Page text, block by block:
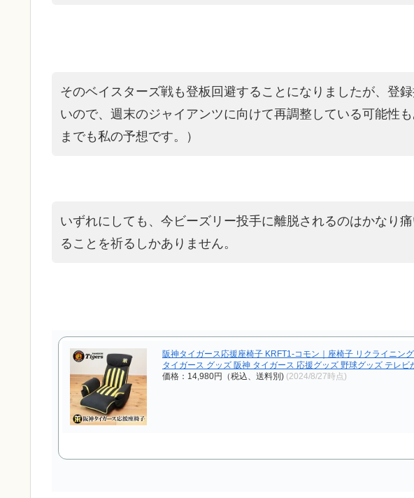
そのベイスターズ戦も登板回避することになりましたが、登
いので、週末のジャイアンツに向けて再調整している可能性
までも私の予想です。）
いずれにしても、今ビーズリー投手に離脱されるのはかなり
ることを祈るしかありません。
阪神タイガース応援座椅子 KRFT1-コモン｜座椅子 リクライニン
タイガース グッズ 阪神 タイガース 応援グッズ 野球グッズ テレビ
価格：14,980円（税込、送料別) (2024/8/27時点)